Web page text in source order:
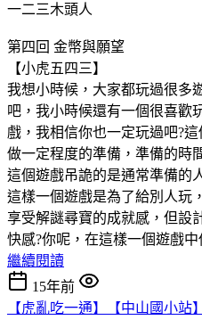
一二三木頭人
第四回 金幣與願望
【小虎五四三】
我想小時候，大家都玩過很多
吧，我小時候還有一個很喜歡
戲，我相信你也一定玩過吧?
做一定程度的準備，準備的時
這個遊戲吊詭的是通常準備的
這樣一個遊戲是為了給別人玩
享受解謎尋寶的成就感，但設
快感?你呢，在這樣一個遊戲
繼續閱讀
15年前
【虎亂吃一通】【中山國小站